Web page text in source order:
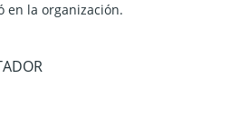
en la organización.